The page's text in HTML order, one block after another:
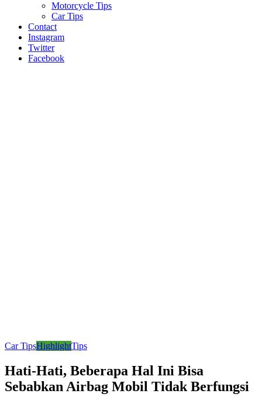
Motorcycle Tips
Car Tips
Contact
Instagram
Twitter
Facebook
Car TipsHighlightTips
Hati-Hati, Beberapa Hal Ini Bisa
Sebabkan Airbag Mobil Tidak Berfungsi